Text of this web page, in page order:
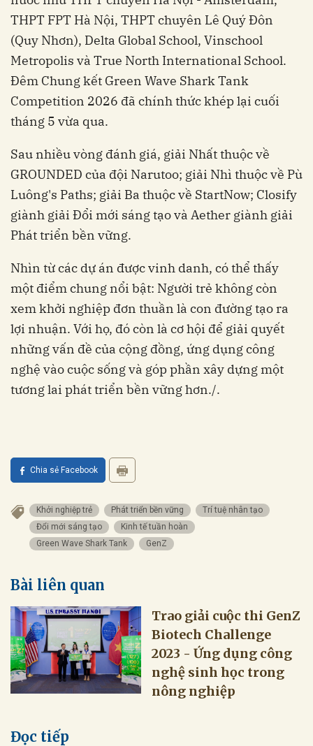
THPT FPT Hà Nội, THPT chuyên Lê Quý Đôn
(Quy Nhơn), Delta Global School, Vinschool
Metropolis và True North International School.
Đêm Chung kết Green Wave Shark Tank
Competition 2026 đã chính thức khép lại cuối
tháng 5 vừa qua.
Sau nhiều vòng đánh giá, giải Nhất thuộc về
GROUNDED của đội Narutoo; giải Nhì thuộc về Pù
Luông's Paths; giải Ba thuộc về StartNow; Closify
giành giải Đổi mới sáng tạo và Aether giành giải
Phát triển bền vững.
Nhìn từ các dự án được vinh danh, có thể thấy
một điểm chung nổi bật: Người trẻ không còn
xem khởi nghiệp đơn thuần là con đường tạo ra
lợi nhuận. Với họ, đó còn là cơ hội để giải quyết
những vấn đề của cộng đồng, ứng dụng công
nghệ vào cuộc sống và góp phần xây dựng một
tương lai phát triển bền vững hơn./.
Chia sẻ Facebook
Khởi nghiệp trẻ Phát triển bền vững
Trí tuệ nhân tạo
Đổi mới sáng tạo
Kinh tế tuần hoàn
Green Wave Shark Tank
GenZ
Bài liên quan
Trao giải cuộc thi GenZ
Biotech Challenge
2023 - Ứng dụng công
nghệ sinh học trong
nông nghiệp
Đọc tiếp